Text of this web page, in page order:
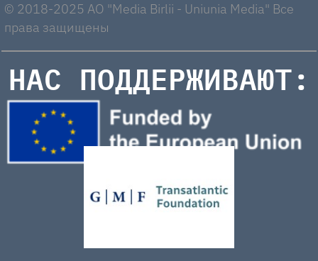
© 2018-2025 AO "Media Birlii - Uniunia Media" Все
права защищены
НАС ПОДДЕРЖИВАЮТ: